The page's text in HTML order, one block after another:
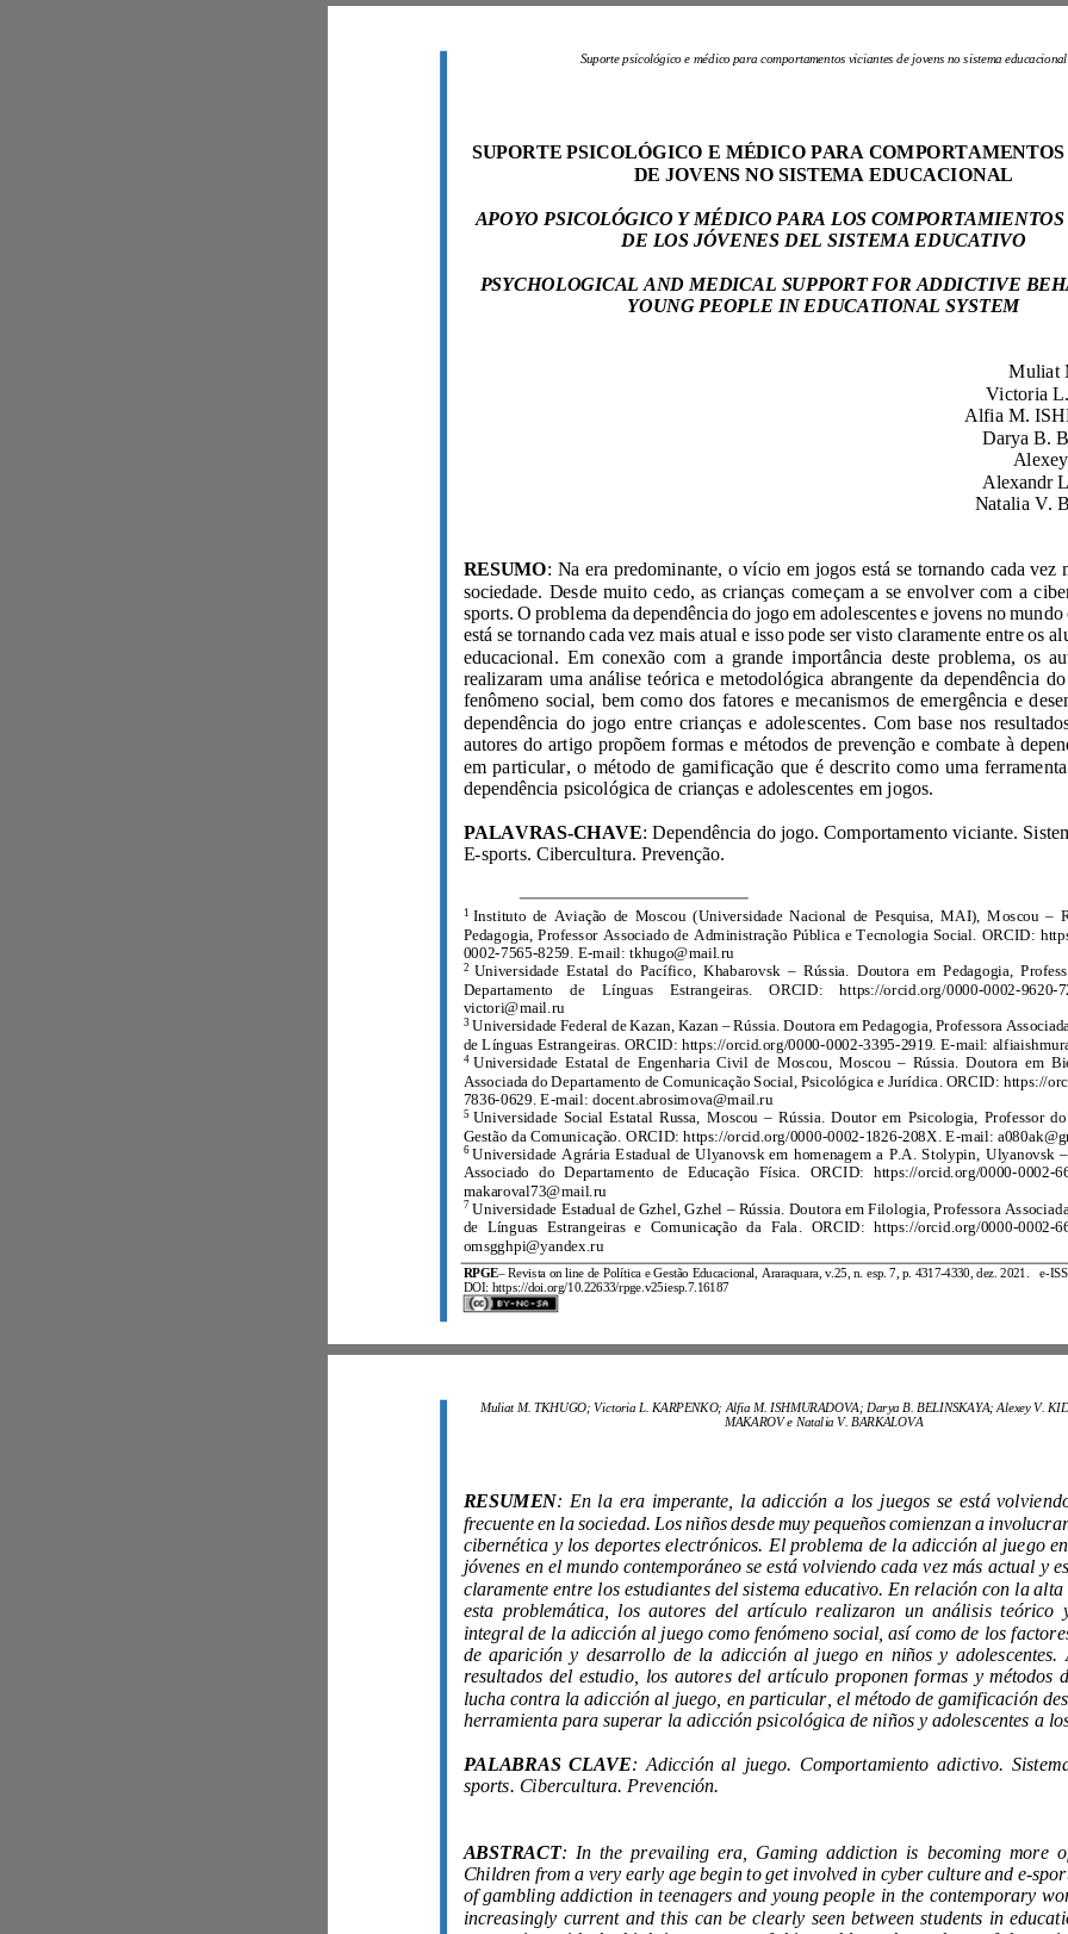
Suporte psicológico e médico para comportamentos viciantes de jovens no sistema educacional
RPGE– Revista on line de Política e Gestão Educacional Araraquara, v. 25 esp. 7 4317- 4330 dez. 20 e-
DOI:
https://doi.org/10.22633/rpge.v25iesp.7.16187
DE JOVENS NO SISTEMA EDUCACIONAL
DE LOS JÓVENES DEL SISTEMA EDUCATIVO
PSYCHOLOGICAL AND MEDICAL SUPPORT FOR
YOUNG PEOPLE IN EDUCATIONAL SYSTEM
RESUMO:
realizaram uma análise teórica e metodológica abrangente da dependência
autores do artigo propõem formas e métodos de prevenção e combat
em particular, o método de gamificação
que é
dependência psicológica de crianças e adolescentes em jogos.
PALAVRAS- CHAVE:
E- sports. Cibercultura. Prevenção.
1 Instituto de Aviação de Moscou (Universidade Nacional de Pesquisa, MAI), M oscou –
Pedagogia, Professor Associado de Administração Pública e Tecnologia Social ORCID:
0002- 7565- 8259 E- mail: tkhugo@mail.ru
2 Universidade Estatal do Pacífico, Khabarovsk – Rússia.
Departamento de Língu
as Estrangeiras. ORCID: https://orcid.org/0000- 0002- 9620-
victori@mail.ru
3 Un iversidade Federal de Kazan , Kazan– Rússia.
de Línguas Estrangeiras. ORCID: https://orcid.org/0000- 0002- 3395- 2919 . E- mail:
4 Universidade Estatal de Engenharia Civil de Moscou , Moscou – Rússia
Associada do Departamento de Comunicação Social, Psicológica e Jurídica
ORCID:
7836- 0629 . E- mail: docent.abrosimova@mail.ru
5 Universidade Social Estatal Russa, Moscou – Rússia
Gestão da Comunicação ORCID: https://orcid.org/0000- 0002- 1826- 208X . E- mail:
6 Universidade Agrária Estadual de Ulyanovsk em homenagem a P.A. Stolypin , Ulyanovsk –
Associado d
ORCID: https://orcid.org/0000- 0002-
makaroval73@mail.ru
7 Universidade Estadual de Gzhel , Gzhel – Rússia
de Línguas Estrangeiras e Comunicação da Fala . ORCID: https ://orcid.org/0000- 0002-
omsgghpi@yandex.ru
Muliat M. TKHUGO; Victoria L. KARPENKO; Alfia M. ISHMURADOVA;
MAKAROVe Natalia V. BARKALOVA
RESUMEN:
frecuente en la sociedad. Los niños desde muy pequeños comienzan a
claramente entre los estudiantes del sist
de aparición y desa
PALABRAS CLAVE:
sports. Cibercultura. Prevención.
ABSTRACT
Children from a very early age begin to get involved in cyber culture and e-